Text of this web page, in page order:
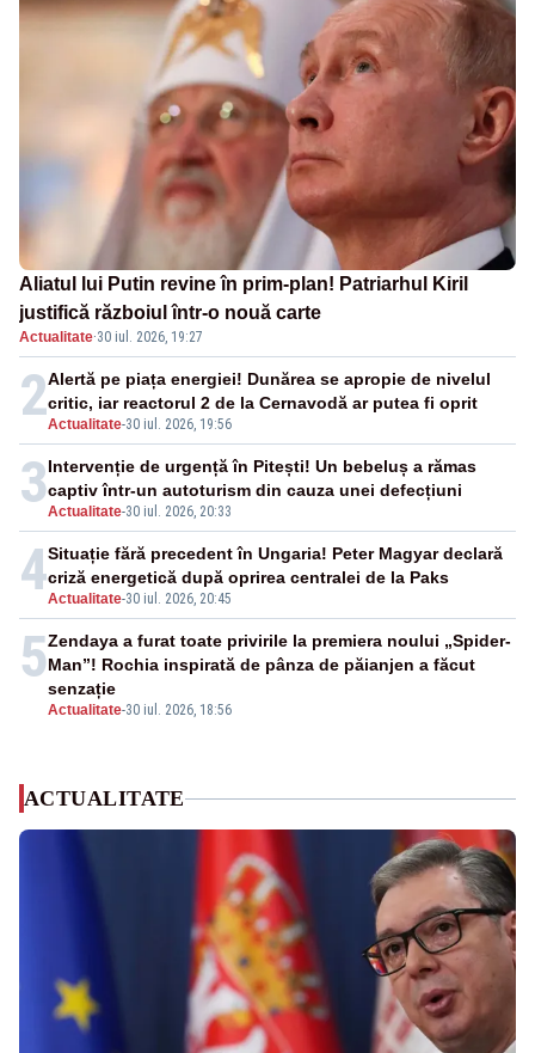
Aliatul lui Putin revine în prim-plan! Patriarhul Kiril
justifică războiul într-o nouă carte
Actualitate·30 iul. 2026, 19:27
2Actualitate-30 iul. 2026, 19:56
Alertă pe piața energiei! Dunărea se apropie de nivelul
critic, iar reactorul 2 de la Cernavodă ar putea fi oprit
3Actualitate-30 iul. 2026, 20:33
Intervenție de urgență în Pitești! Un bebeluș a rămas
captiv într-un autoturism din cauza unei defecțiuni
4Actualitate-30 iul. 2026, 20:45
Situație fără precedent în Ungaria! Peter Magyar declară
criză energetică după oprirea centralei de la Paks
5
Actualitate-30 iul. 2026, 18:56
Zendaya a furat toate privirile la premiera noului „Spider-
Man”! Rochia inspirată de pânza de păianjen a făcut
senzație
ACTUALITATE